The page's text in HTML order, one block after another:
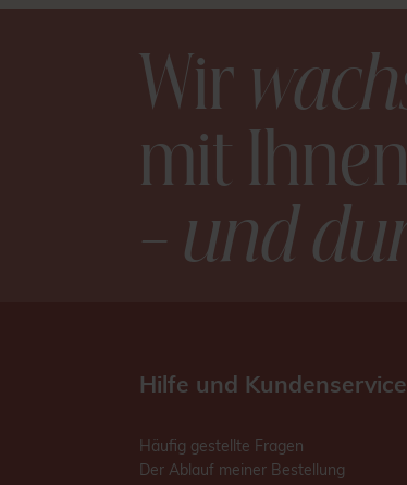
Wir
mit Ihnen
– und
Hilfe und Kundenservice
Häufig gestellte Fragen
Der Ablauf meiner Bestellung